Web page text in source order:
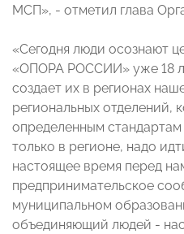
МСП», - отметил глава
«Сегодня люди осознают
«ОПОРА РОССИИ» уже 18
создает их в регионах
региональных отделений,
определенным
только в регионе, надо
настоящее время перед
предпринимательское
муниципальном
объединяющий людей -